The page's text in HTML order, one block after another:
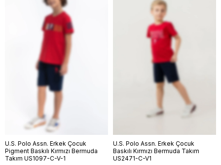
U.S. Polo Assn. Erkek Çocuk
Pigment Baskılı Kırmızı Bermuda
Takım US1097-C-V-1
U.S. Polo Assn. Erkek Çocuk
Baskılı Kırmızı Bermuda Takım
US2471-C-V1